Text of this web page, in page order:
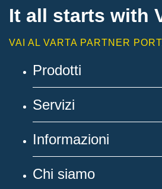
It all starts with
VAI AL VARTA PARTNER
Prodotti
Servizi
Informazioni
Chi siamo